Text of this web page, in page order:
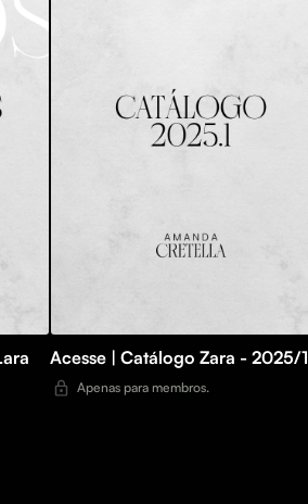
Acesse | Catálogo Zara - 2025/1
Apenas para membros.